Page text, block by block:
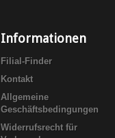
Informationen
Filial-Finder
Kontakt
Allgemeine
Geschäftsbedingungen
Widerrufsrecht für